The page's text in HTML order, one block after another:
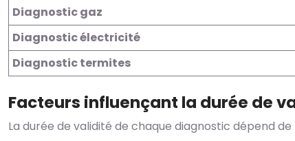
Diagnostic gaz
Diagnostic électricité
Diagnostic termites
Facteurs influençant la durée de
La durée de validité de chaque diagnostic dépend